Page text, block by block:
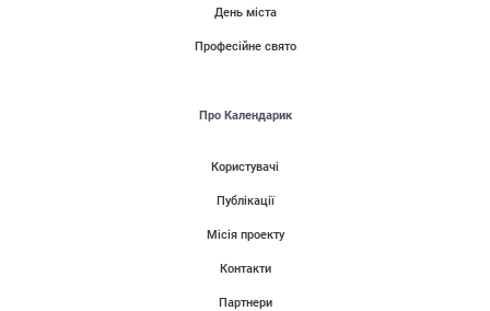
День міста
Професійне свято
Про Календарик
Користувачі
Публікації
Місія проекту
Контакти
Партнери